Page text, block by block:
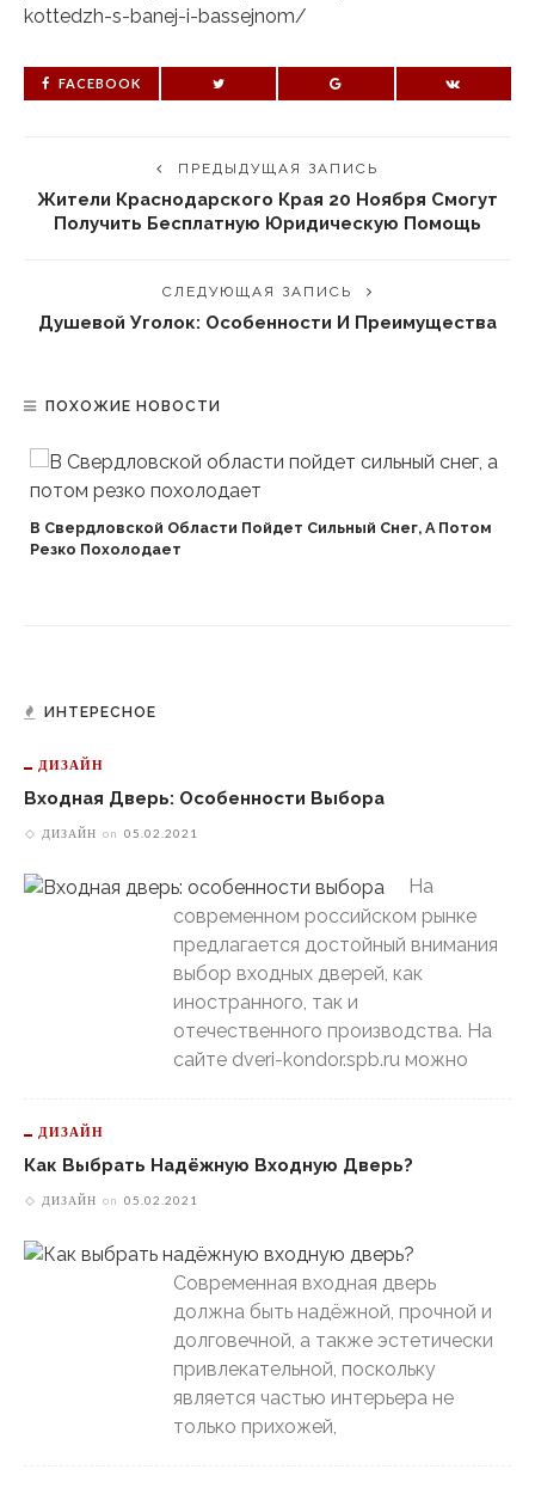
kottedzh-s-banej-i-bassejnom/
FACEBOOK
ПРЕДЫДУЩАЯ ЗАПИСЬ
Жители Краснодарского Края 20 Ноября Смогут
Получить Бесплатную Юридическую Помощь
СЛЕДУЮЩАЯ ЗАПИСЬ
Душевой Уголок: Особенности И Преимущества
ПОХОЖИЕ НОВОСТИ
В Свердловской Области Пойдет Сильный Снег, А Потом
Резко Похолодает
ИНТЕРЕСНОЕ
ДИЗАЙН
Входная Дверь: Особенности Выбора
ДИЗАЙН on 05.02.2021
На
современном российском рынке
предлагается достойный внимания
выбор входных дверей, как
иностранного, так и
отечественного производства. На
сайте dveri-kondor.spb.ru можно
ДИЗАЙН
Как Выбрать Надёжную Входную Дверь?
ДИЗАЙН on 05.02.2021
Современная входная дверь
должна быть надёжной, прочной и
долговечной, а также эстетически
привлекательной, поскольку
является частью интерьера не
только прихожей,